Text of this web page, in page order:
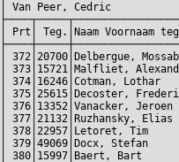
│ Van Peer, Cedric
│ Prt│ Teg.│Naam
│
│ 373│15721│Malfliet,
│ 374│16246│Cotman,
│ 375│25615│Decoster,
│
│ 377│21132│Ruzhansky,
│ 378│22957│Letoret, Tim
│ 379│49069│Docx, Stefan
│ 380│15997│Baert, Bart